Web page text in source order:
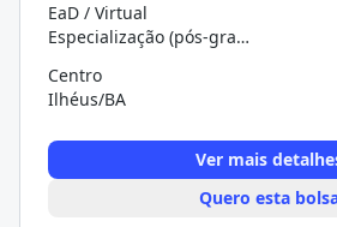
EaD / Virtual
Especialização (pós-graduação)
Centro
Ilhéus/BA
Ver mais
Quero esta